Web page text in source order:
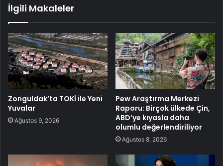
İlgili Makaleler
Zonguldak’ta TOKİ ile Yeni
Yuvalar
Ağustos 9, 2026
Pew Araştırma Merkezi
Raporu: Birçok ülkede Çin,
ABD’ye kıyasla daha
olumlu değerlendiriliyor
Ağustos 8, 2026